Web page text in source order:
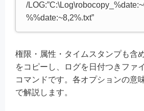
/
%%date:~8,2%.txt”
権限・属性・タイムスタンプも含
をコピーし、ログを日付つきファ
コマンドです。各オプションの意
で解説します。